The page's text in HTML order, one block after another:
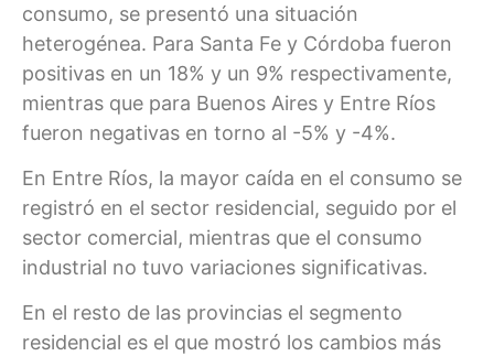
consumo, se presentó una situación
heterogénea. Para Santa Fe y Córdoba fueron
positivas en un 18% y un 9% respectivamente,
mientras que para Buenos Aires y Entre Ríos
fueron negativas en torno al -5% y -4%.
En Entre Ríos, la mayor caída en el consumo se
registró en el sector residencial, seguido por el
sector comercial, mientras que el consumo
industrial no tuvo variaciones significativas.
En el resto de las provincias el segmento
residencial es el que mostró los cambios más